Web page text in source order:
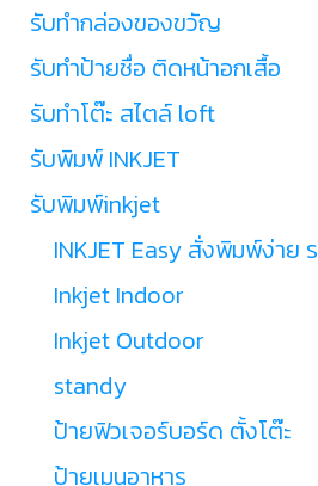
รับทำกล่องของขวัญ
รับทำป้ายชื่อ ติดหน้าอกเสื้อ
รับทำโต๊ะ สไตล์ loft
รับพิมพ์ INKJET
รับพิมพ์inkjet
INKJET Easy สั่งพิมพ์ง่าย
Inkjet Indoor
Inkjet Outdoor
standy
ป้ายฟิวเจอร์บอร์ด ตั้งโต๊ะ
ป้ายเมนูอาหาร